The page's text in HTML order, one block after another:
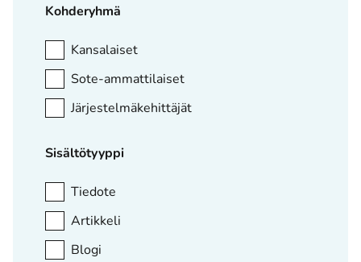
Kohderyhmä
Kansalaiset
Sote-ammattilaiset
Järjestelmäkehittäjät
Sisältötyyppi
Tiedote
Artikkeli
Blogi